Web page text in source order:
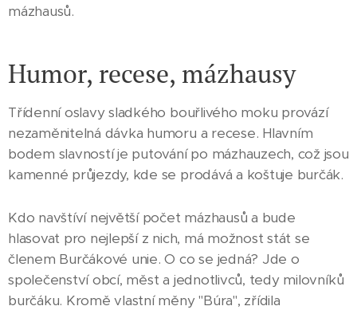
mázhausů.
Humor, recese, mázhausy
Třídenní oslavy sladkého bouřlivého moku provází
nezaměnitelná dávka humoru a recese. Hlavním
bodem slavností je putování po mázhauzech, což jsou
kamenné průjezdy, kde se prodává a koštuje burčák.
Kdo navštíví největší počet mázhausů a bude
hlasovat pro nejlepší z nich, má možnost stát se
členem Burčákové unie. O co se jedná? Jde o
společenství obcí, měst a jednotlivců, tedy milovníků
burčáku. Kromě vlastní měny "Búra", zřídila